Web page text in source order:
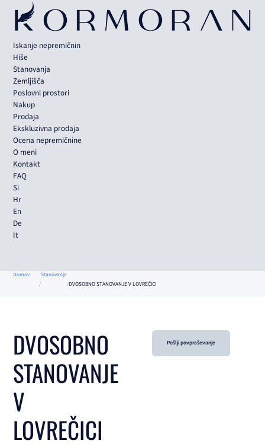
Iskanje nepremičnin
Hiše
Stanovanja
Zemljišča
Poslovni prostori
Nakup
Prodaja
Ekskluzivna prodaja
Ocena nepremičnine
O meni
Kontakt
FAQ
Si
Hr
En
De
It
Domov
Stanovanja
DVOSOBNO STANOVANJE V LOVREČICI
DVOSOBNO
STANOVANJE
V
LOVREČICI
Pošlji povpraševanje